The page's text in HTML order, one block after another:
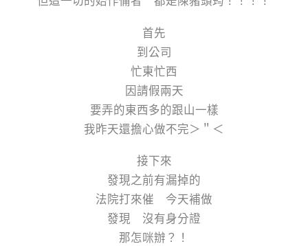
首先
到公司
忙東忙西
因請假兩天
要弄的東西多的跟山一樣
我昨天還擔心做不完＞＂＜
接下來
發現之前有漏掉的
法院打來催 今天補做
發現 沒有身分證
那怎咪辦？！